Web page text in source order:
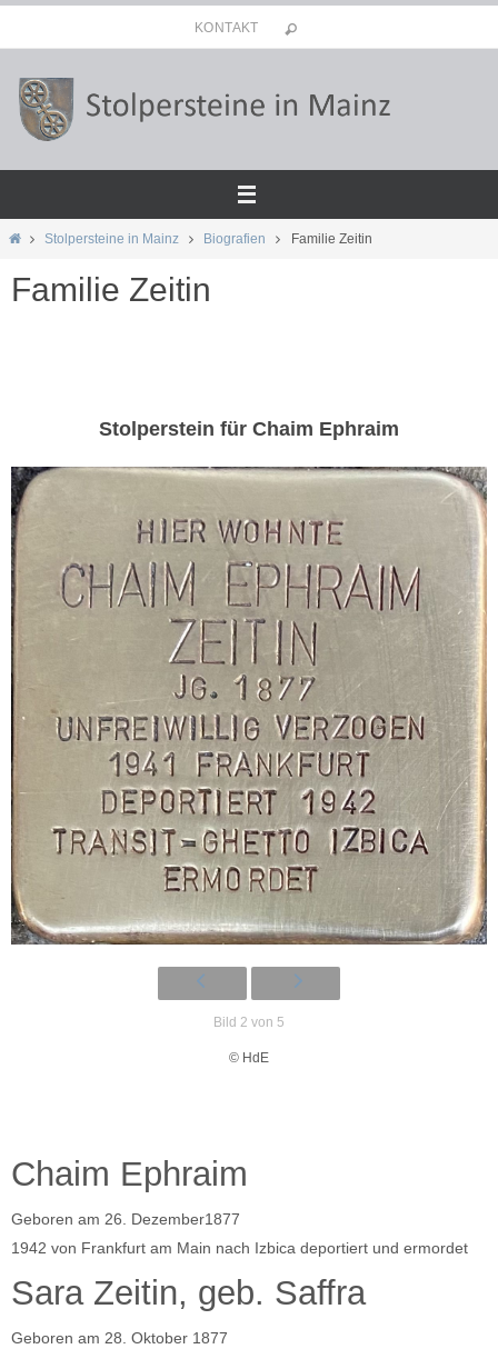
Inhalt
springen
KONTAKT
StartStolpersteine in Mainz Biografien Familie Zeitin
Familie Zeitin
Stolperstein für Chaim Ephraim
Bild 2 von 5
© HdE
Chaim Ephraim
Geboren am 26. Dezember1877
1942 von Frankfurt am Main nach Izbica deportiert und ermordet
Sara Zeitin, geb. Saffra
Geboren am 28. Oktober 1877